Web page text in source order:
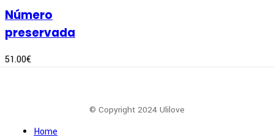
Número
preservada
51.00€
© Copyright 2024 Ulilove
Home